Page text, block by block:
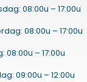
08:00u – 17:00u
08:00u – 17:00u
08:00u – 17:00u
09:00u – 12:00u